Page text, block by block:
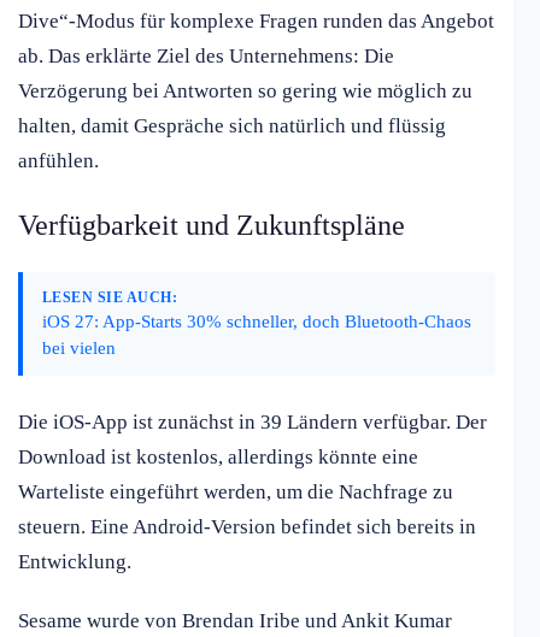
Dive“-Modus für komplexe Fragen runden das Angebot
ab. Das erklärte Ziel des Unternehmens: Die
Verzögerung bei Antworten so gering wie möglich zu
halten, damit Gespräche sich natürlich und flüssig
anfühlen.
Verfügbarkeit und Zukunftspläne
LESEN SIE AUCH:
iOS 27: App-Starts 30% schneller, doch Bluetooth-Chaos
bei vielen
Die iOS-App ist zunächst in 39 Ländern verfügbar. Der
Download ist kostenlos, allerdings könnte eine
Warteliste eingeführt werden, um die Nachfrage zu
steuern. Eine Android-Version befindet sich bereits in
Entwicklung.
Sesame wurde von Brendan Iribe und Ankit Kumar